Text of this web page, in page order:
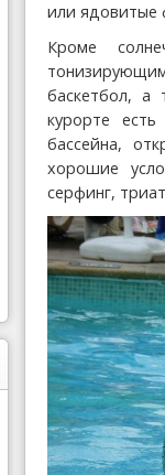
или ядовитые
Кроме
баскетбол, а
курорте
бассейна,
хорошие
серфинг,